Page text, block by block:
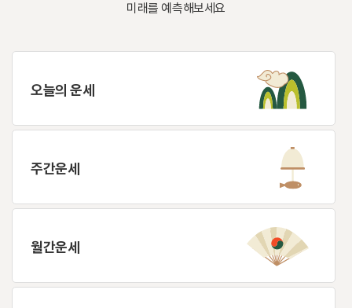
미래를 예측해보세요
오늘의 운세
주간운세
월간운세